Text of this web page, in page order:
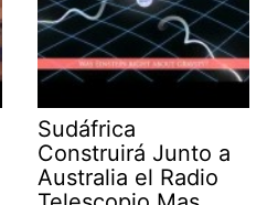
Sudáfrica
Construirá Junto a
Australia el Radio